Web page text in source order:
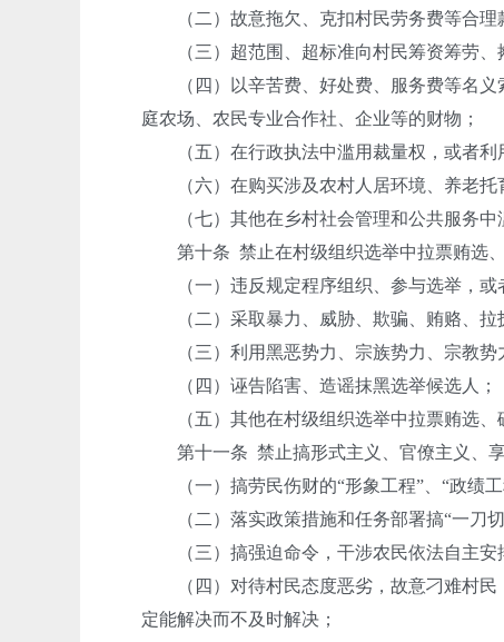
（二）故意拖欠、克扣村民劳务费等合理
（三）超范围、超标准向村民筹资筹劳、
（四）以辛苦费、好处费、服务费等名义
庭农场、农民专业合作社、企业等的财物；
（五）在行政执法中滥用裁量权，或者利
（六）在购买涉及农村人居环境、养老托
（七）其他在乡村社会管理和公共服务中
第十条 禁止在村级组织选举中拉票贿选、
（一）违反规定程序组织、参与选举，或
（二）采取暴力、威胁、欺骗、贿赂、拉
（三）利用黑恶势力、宗族势力、宗教势
（四）诬告陷害、造谣抹黑选举候选人；
（五）其他在村级组织选举中拉票贿选、
第十一条 禁止搞形式主义、官僚主义、享
（一）搞劳民伤财的“形象工程”、“政绩工
（二）落实政策措施和任务部署搞“一刀切
（三）搞强迫命令，干涉农民依法自主安
（四）对待村民态度恶劣，故意刁难村民
定能解决而不及时解决；